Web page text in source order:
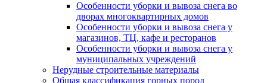
Особенности уборки и вывоза снега во
дворах многоквартирных домов
Особенности уборки и вывоза снега у
магазинов, ТЦ, кафе и ресторанов
Особенности уборки и вывоза снега у
муниципальных учреждений
Нерудные строительные материалы
Общая классификация горных пород